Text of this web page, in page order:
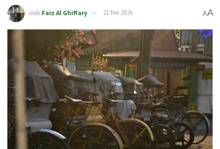
oleh Faiz Al Ghiffary 21 Mei 2026 AA